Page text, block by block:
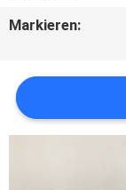
SITEMAP
Markieren: